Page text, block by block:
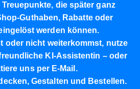
Treuepunkte, die später ganz
Guthaben, Rabatte oder
werden können.
oder nicht weiterkommst, nutze
KI-Assistentin – oder
uns per E-Mail .
Gestalten und Bestellen.